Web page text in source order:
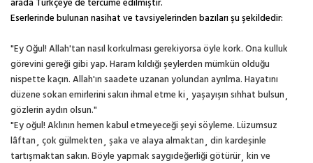
arada Türkçeye de tercüme edilmiştir.
Eserlerinde bulunan nasihat ve tavsiyelerinden bazıları şu şekildedir:
"Ey Oğul! Allah'tan nasıl korkulması gerekiyorsa öyle kork. Ona kulluk
görevini gereği gibi yap. Haram kıldığı şeylerden mümkün olduğu
nispette kaçın. Allah'ın saadete uzanan yolundan ayrılma. Hayatını
düzene sokan emirlerini sakın ihmal etme ki¸ yaşayışın sıhhat bulsun¸
gözlerin aydın olsun."
"Ey oğul! Aklının hemen kabul etmeyeceği şeyi söyleme. Lüzumsuz
lâftan¸ çok gülmekten¸ şaka ve alaya almaktan¸ din kardeşinle
tartışmaktan sakın. Böyle yapmak saygıdeğerliği götürür¸ kin ve